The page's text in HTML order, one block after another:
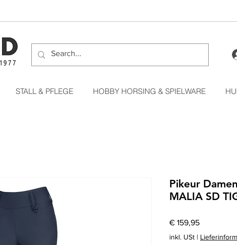
STALL & PFLEGE HOBBY HORSING & SPIELWARE
Pikeur
MALIA SD
€ 159,95Preis
inkl. USt |